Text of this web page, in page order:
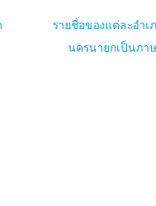
รายชื่อของแต่ละอำเ
นครนายกเป็นภา